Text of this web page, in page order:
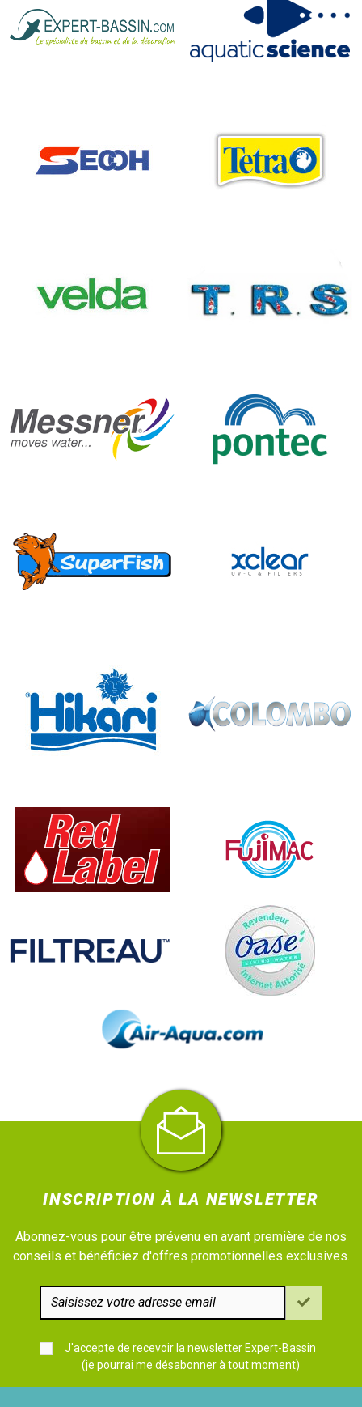
INSCRIPTION À LA NEWSLETTER
Abonnez-vous pour être prévenu en avant première de nos
conseils et bénéficiez d'offres promotionnelles exclusives.
J'accepte de recevoir la newsletter Expert-Bassin
(je pourrai me désabonner à tout moment)